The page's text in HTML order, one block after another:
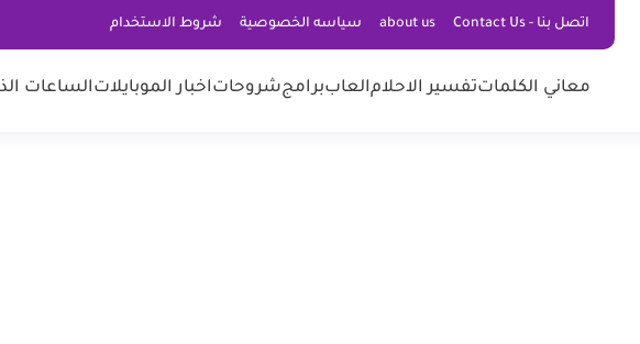
اتصل بنا - Contact Us about us سياسه الخصوصية شروط الاستخدام
معاني الكلماتتفسير الاحلامالعاببرامجشروحاتاخبار الموبايلاتالساعات